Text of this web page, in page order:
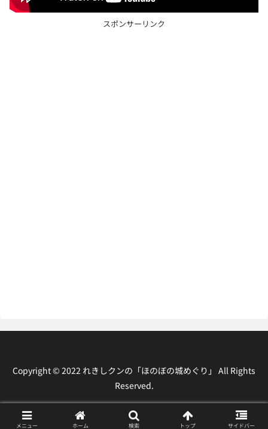
スポンサーリンク
Copyright © 2022 れきしクンの「ほのぼの城めぐり」 All Rights
Reserved.
メニュー ホーム 検索 トップ サイドバー